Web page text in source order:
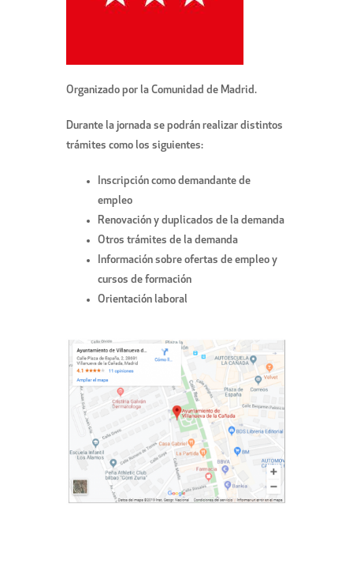
Organizado por la Comunidad de Madrid.
Durante la jornada se podrán realizar distintos
trámites como los siguientes:
Inscripción como demandante de
empleo
Renovación y duplicados de la demanda
Otros trámites de la demanda
Información sobre ofertas de empleo y
cursos de formación
Orientación laboral